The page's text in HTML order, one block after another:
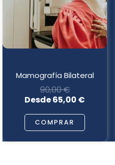
Mamografía Bilateral
90,00€
Desde65,00 €
COMPRAR
Las
opciones
se
pueden
la
página
de
producto